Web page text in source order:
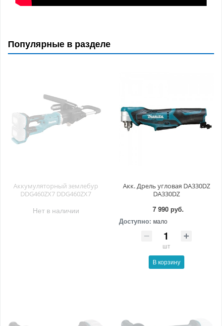
Популярные в разделе
Аккумуляторный землебур
DDG460ZX7 DDG460ZX7
Нет в наличии
Акк. Дрель угловая DA330DZ
DA330DZ
7 990 руб.
Доступно: мало
шт
В корзину